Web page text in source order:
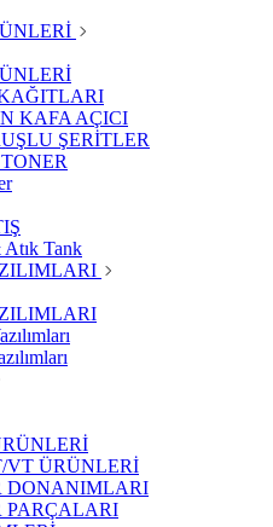
KAFA AÇICI
ŞERİTLER
Atık Tank
VT ÜRÜNLERİ
DONANIMLARI
PARÇALARI